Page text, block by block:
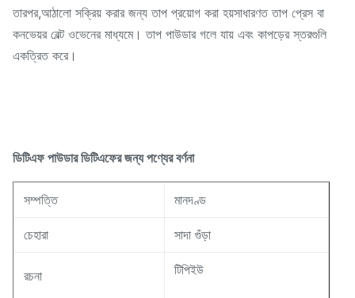
তারপর,আঠালো সক্রিয় করার জন্য তাপ প্রয়োগ করা হয়সাধারণত তাপ প্রেস বা
কনভেয়র বেল্ট ওভেনের মাধ্যমে। তাপ পাউডার গলে যায় এবং কাপড়ের স্তরগুলি
একত্রিত করে।
ডিটিএফ পাউডার ডিটিএফের জন্য পণ্যের বর্ণনা
সম্পত্তি মানদণ্ড
চেহারা সাদা গুঁড়া
রচনা টিপিইউ